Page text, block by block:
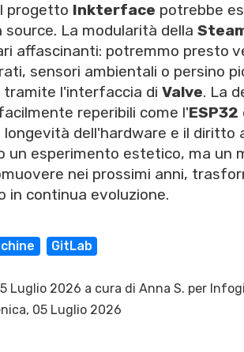
progetto Inkterface potrebbe
La modularità della
affascinanti: potremmo presto
sensori ambientali o persino
l'interfaccia di Valve. La
reperibili come l'ESP32
dell'hardware e il diritto
un esperimento estetico, ma un
nei prossimi anni,
in continua evoluzione.
GitLab
Luglio 2026 a cura di Anna S. per
05 Luglio 2026